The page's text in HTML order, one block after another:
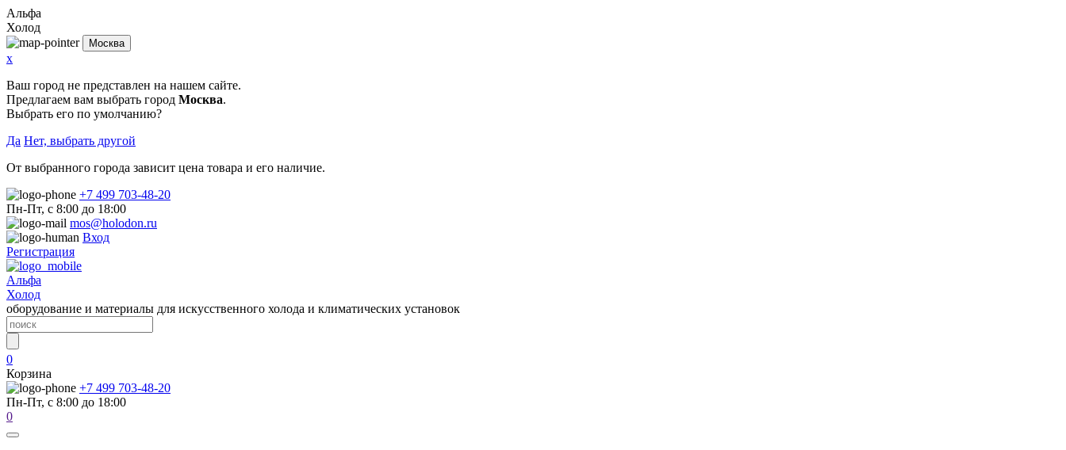
Альфа
Холод
Москва
x
Ваш город не представлен на нашем сайте.
Предлагаем вам выбрать город Москва.
Выбрать его по умолчанию?
Да Нет, выбрать другой
От выбранного города зависит цена товара и его наличие.
+7 499 703-48-20
Пн-Пт, с 8:00 до 18:00
mos@holodon.ru
Вход
Регистрация
Альфа
Холод
оборудование и материалы для искусственного холода и климатических установок
0
Корзина
+7 499 703-48-20
Пн-Пт, с 8:00 до 18:00
0